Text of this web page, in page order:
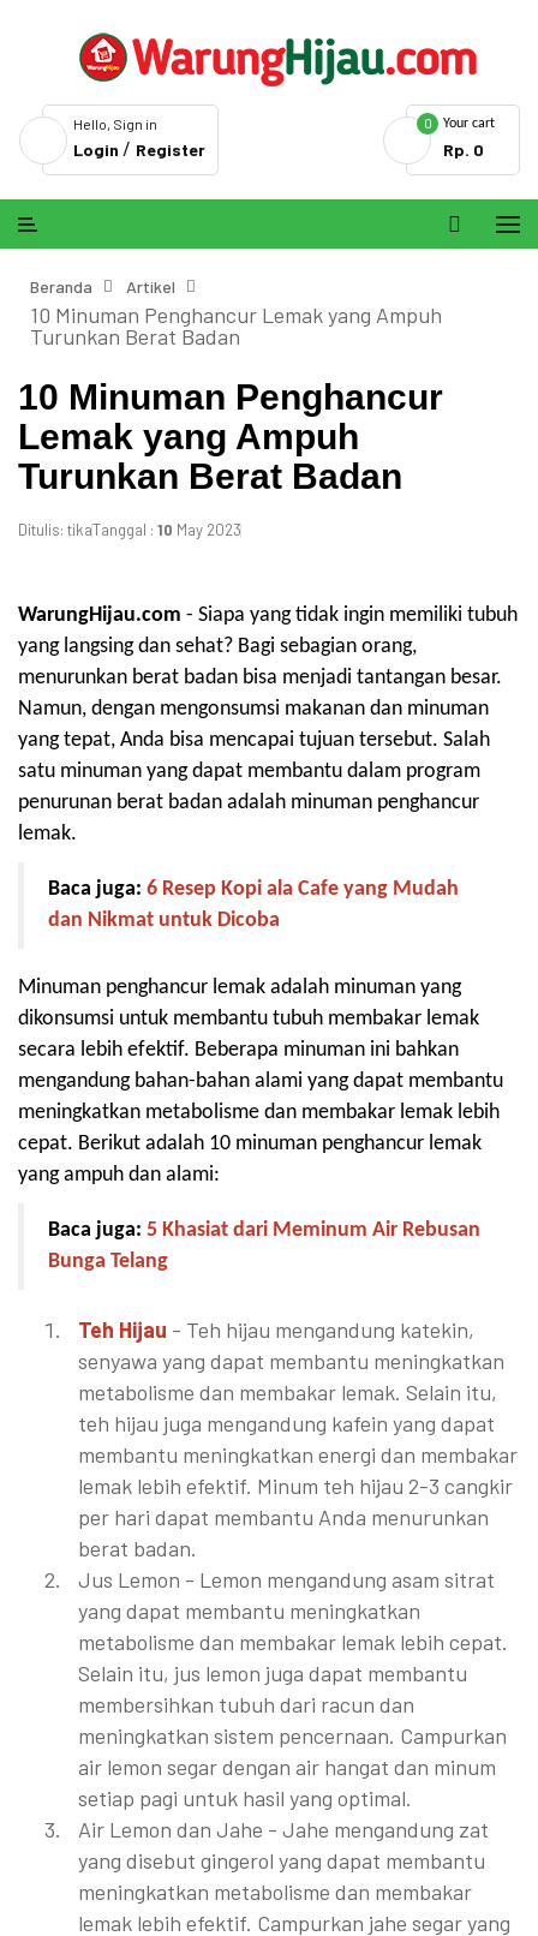
Your cart
0
Rp. 0
Hello, Sign in
Login / Register
Beranda Artikel
10 Minuman Penghancur Lemak yang Ampuh
Turunkan Berat Badan
10 Minuman Penghancur
Lemak yang Ampuh
Turunkan Berat Badan
Ditulis: tikaTanggal : 10 May 2023
WarungHijau.com - Siapa yang tidak ingin memiliki tubuh
yang langsing dan sehat? Bagi sebagian orang,
menurunkan berat badan bisa menjadi tantangan besar.
Namun, dengan mengonsumsi makanan dan minuman
yang tepat, Anda bisa mencapai tujuan tersebut. Salah
satu minuman yang dapat membantu dalam program
penurunan berat badan adalah minuman penghancur
lemak.
Baca juga: 6 Resep Kopi ala Cafe yang Mudah
dan Nikmat untuk Dicoba
Minuman penghancur lemak adalah minuman yang
dikonsumsi untuk membantu tubuh membakar lemak
secara lebih efektif. Beberapa minuman ini bahkan
mengandung bahan-bahan alami yang dapat membantu
meningkatkan metabolisme dan membakar lemak lebih
cepat. Berikut adalah 10 minuman penghancur lemak
yang ampuh dan alami:
Baca juga: 5 Khasiat dari Meminum Air Rebusan
Bunga Telang
Teh Hijau - Teh hijau mengandung katekin,
senyawa yang dapat membantu meningkatkan
metabolisme dan membakar lemak. Selain itu,
teh hijau juga mengandung kafein yang dapat
membantu meningkatkan energi dan membakar
lemak lebih efektif. Minum teh hijau 2-3 cangkir
per hari dapat membantu Anda menurunkan
berat badan.
Jus Lemon - Lemon mengandung asam sitrat
yang dapat membantu meningkatkan
metabolisme dan membakar lemak lebih cepat.
Selain itu, jus lemon juga dapat membantu
membersihkan tubuh dari racun dan
meningkatkan sistem pencernaan. Campurkan
air lemon segar dengan air hangat dan minum
setiap pagi untuk hasil yang optimal.
Air Lemon dan Jahe - Jahe mengandung zat
yang disebut gingerol yang dapat membantu
meningkatkan metabolisme dan membakar
lemak lebih efektif. Campurkan jahe segar yang